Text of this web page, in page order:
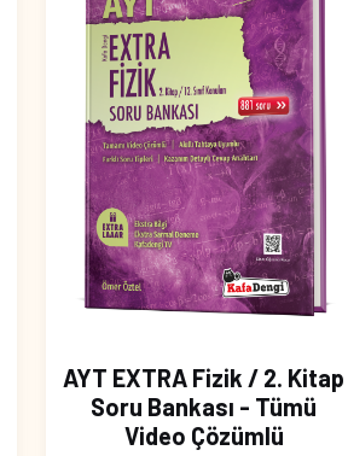
AYT EXTRA Fizik / 2. Kitap
Soru Bankası - Tümü
Video Çözümlü